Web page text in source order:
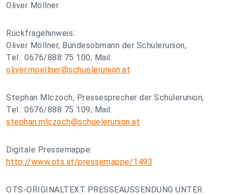
Oliver Möllner
Rückfragehinweis:
Oliver Möllner, Bundesobmann der Schülerunion,
Tel.: 0676/888 75 100; Mail:
oliver.moellner@schuelerunion.at
Stephan Mlczoch, Pressesprecher der Schülerunion,
Tel.: 0676/888 75 109; Mail:
stephan.mlczoch@schuelerunion.at
Digitale Pressemappe:
http://www.ots.at/pressemappe/1493
OTS-ORIGINALTEXT PRESSEAUSSENDUNG UNTER